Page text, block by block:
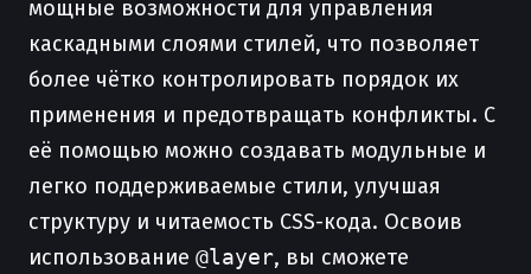
мощные возможности для управления
каскадными слоями стилей, что позволяет
более чётко контролировать порядок их
применения и предотвращать конфликты. С
её помощью можно создавать модульные и
легко поддерживаемые стили, улучшая
структуру и читаемость CSS-кода. Освоив
использование @layer, вы сможете